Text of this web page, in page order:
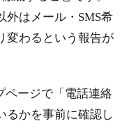
はメール・SMS希
変わるという報告が
ページで「電話連絡
るかを事前に確認し